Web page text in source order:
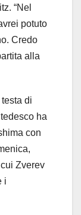
“Nel
potuto
Credo
alla
di
ha
con
Zverev
i